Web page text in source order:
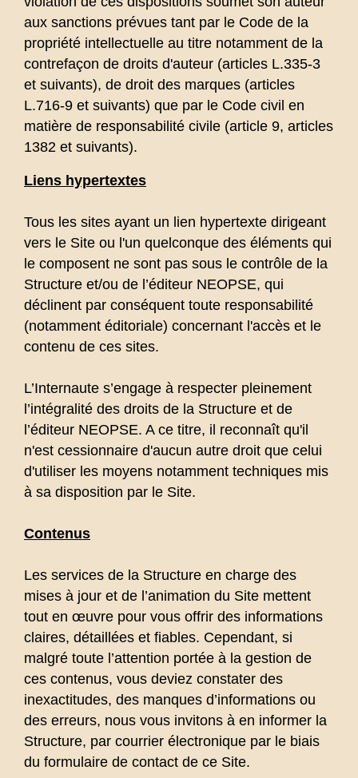
aux sanctions prévues tant par le Code de la
propriété intellectuelle au titre notamment de la
contrefaçon de droits d'auteur (articles L.335-3
et suivants), de droit des marques (articles
L.716-9 et suivants) que par le Code civil en
matière de responsabilité civile (article 9, articles
1382 et suivants).
Liens hypertextes
Tous les sites ayant un lien hypertexte dirigeant
vers le Site ou l'un quelconque des éléments qui
le composent ne sont pas sous le contrôle de la
Structure et/ou de l’éditeur NEOPSE, qui
déclinent par conséquent toute responsabilité
(notamment éditoriale) concernant l'accès et le
contenu de ces sites.
L’Internaute s’engage à respecter pleinement
l’intégralité des droits de la Structure et de
l’éditeur NEOPSE. A ce titre, il reconnaît qu'il
n'est cessionnaire d'aucun autre droit que celui
d'utiliser les moyens notamment techniques mis
à sa disposition par le Site.
Contenus
Les services de la Structure en charge des
mises à jour et de l’animation du Site mettent
tout en œuvre pour vous offrir des informations
claires, détaillées et fiables. Cependant, si
malgré toute l’attention portée à la gestion de
ces contenus, vous deviez constater des
inexactitudes, des manques d’informations ou
des erreurs, nous vous invitons à en informer la
Structure, par courrier électronique par le biais
du formulaire de contact de ce Site.